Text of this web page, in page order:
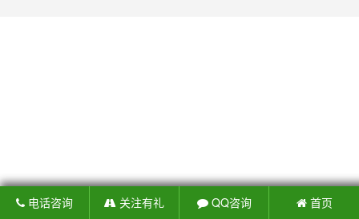
电话咨询 关注有礼 QQ咨询 首页